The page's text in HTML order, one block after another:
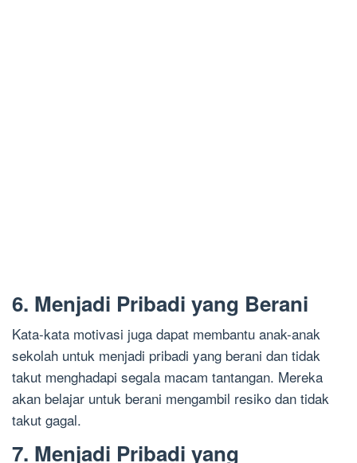
6. Menjadi Pribadi yang Berani
Kata-kata motivasi juga dapat membantu anak-anak
sekolah untuk menjadi pribadi yang berani dan tidak
takut menghadapi segala macam tantangan. Mereka
akan belajar untuk berani mengambil resiko dan tidak
takut gagal.
7. Menjadi Pribadi yang